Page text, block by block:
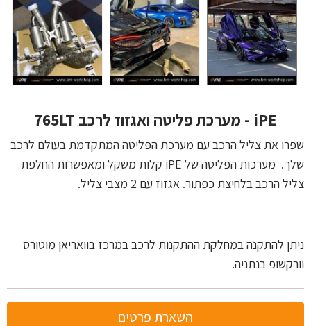
iPE - מערכת פליטה ואגזוז לרכב 765LT
שפרו את צליל הרכב עם מערכת הפליטה המתקדמת בעולם לרכב
שלך. מערכות הפליטה של iPE קלות משקל ומאפשרות החלפת
צליל הרכב בלחיצת כפתור. אגזוז עם 2 מצבי צליל.
ניתן להתקנה במחלקת ההתקנות לרכב במרכז בוואריאן מוטורס
וורקשופ בנתניה.
השארת פרטים